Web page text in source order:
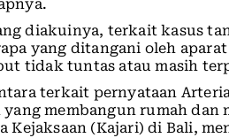
diakuinya, terkait kasus
yang ditangani oleh
tidak tuntas atau masih
terkait pernyataan
yang membangun rumah dan
Kejaksaan (Kajari) di Bali,